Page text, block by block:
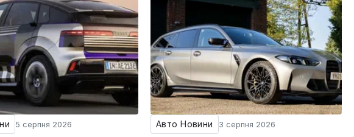
5 серпня 2026 Авто Новини 3 серпня 2026